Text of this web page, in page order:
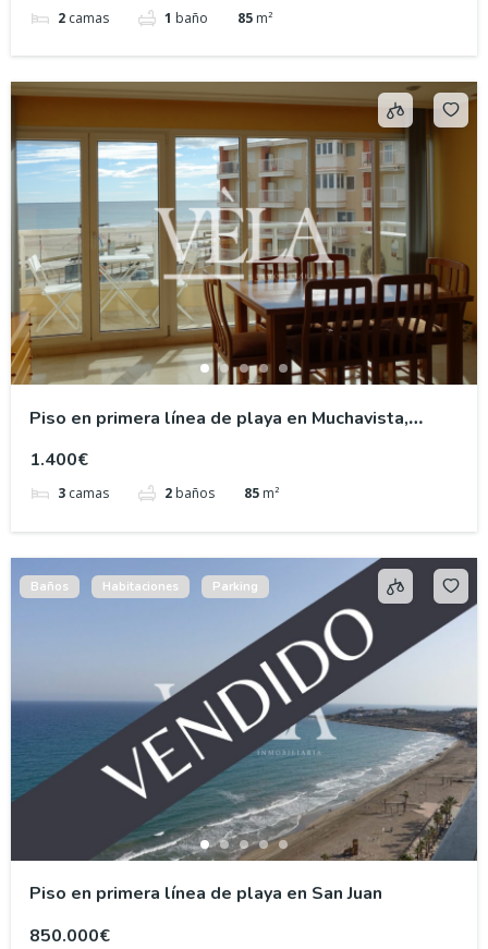
2 camas 1 baño 85 m²
Piso en primera línea de playa en Muchavista,
1.400€
3 camas 2 baños 85 m²
Baños Habitaciones Parking
Piso en primera línea de playa en San Juan
850.000€